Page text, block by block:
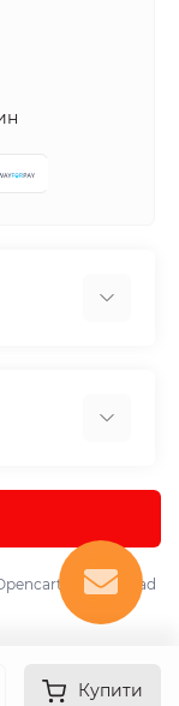
Купити
та кулі.
marketsklad